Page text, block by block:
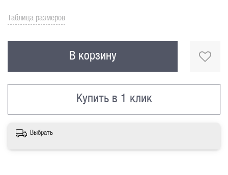
Таблица размеров
В корзину
Купить в 1 клик
Выбрать